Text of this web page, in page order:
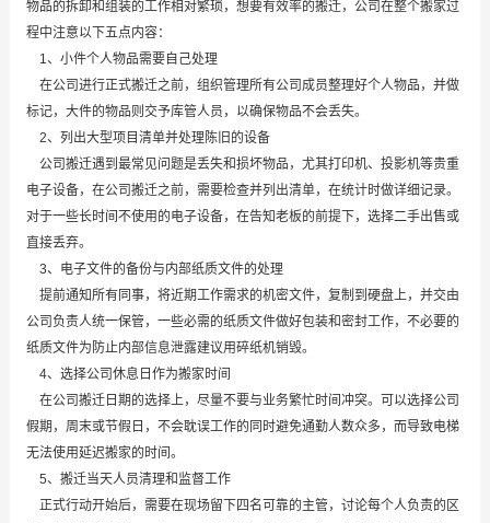
物品的拆卸和组装的工作相对繁琐，想要有效率的搬迁，公司在整个搬家过
程中注意以下五点内容：
1、小件个人物品需要自己处理
在公司进行正式搬迁之前，组织管理所有公司成员整理好个人物品，并做
标记，大件的物品则交予库管人员，以确保物品不会丢失。
2、列出大型项目清单并处理陈旧的设备
公司搬迁遇到最常见问题是丢失和损坏物品，尤其打印机、投影机等贵重
电子设备，在公司搬迁之前，需要检查并列出清单，在统计时做详细记录。
对于一些长时间不使用的电子设备，在告知老板的前提下，选择二手出售或
直接丢弃。
3、电子文件的备份与内部纸质文件的处理
提前通知所有同事，将近期工作需求的机密文件，复制到硬盘上，并交由
公司负责人统一保管，一些必需的纸质文件做好包装和密封工作，不必要的
纸质文件为防止内部信息泄露建议用碎纸机销毁。
4、选择公司休息日作为搬家时间
在公司搬迁日期的选择上，尽量不要与业务繁忙时间冲突。可以选择公司
假期，周末或节假日，不会耽误工作的同时避免通勤人数众多，而导致电梯
无法使用延迟搬家的时间。
5、搬迁当天人员清理和监督工作
正式行动开始后，需要在现场留下四名可靠的主管，讨论每个人负责的区